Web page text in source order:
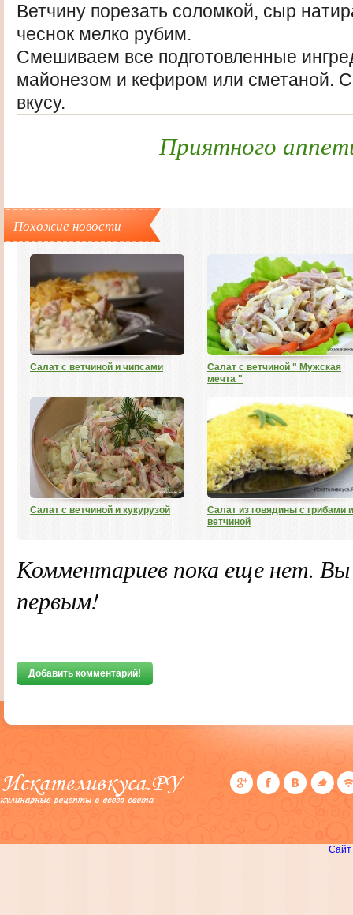
Ветчину порезать соломкой, сыр
чеснок мелко рубим.
Смешиваем все подготовленные
майонезом и кефиром или сметаной.
вкусу.
Приятного
Похожие новости
Салат с ветчиной и чипсами
Салат с ветчиной " Мужская
мечта "
Салат с ветчиной и кукурузой
Салат из говядины с грибами и
ветчиной
Комментариев пока еще нет.
первым!
Добавить комментарий!
Сайт